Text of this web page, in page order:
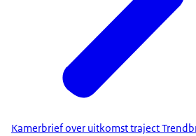
Kamerbrief over uitkomst traject